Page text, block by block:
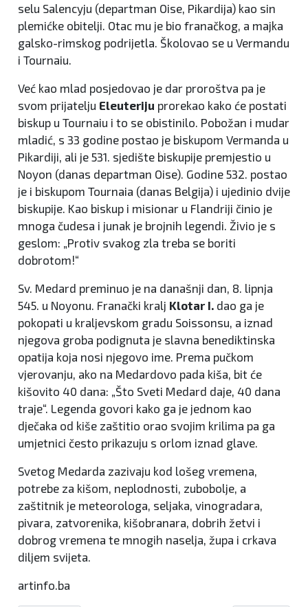
selu Salencyju (departman Oise, Pikardija) kao sin
plemićke obitelji. Otac mu je bio franačkog, a majka
galsko-rimskog podrijetla. Školovao se u Vermandu
i Tournaiu.
Već kao mlad posjedovao je dar proroštva pa je
svom prijatelju Eleuteriju prorekao kako će postati
biskup u Tournaiu i to se obistinilo. Pobožan i mudar
mladić, s 33 godine postao je biskupom Vermanda u
Pikardiji, ali je 531. sjedište biskupije premjestio u
Noyon (danas departman Oise). Godine 532. postao
je i biskupom Tournaia (danas Belgija) i ujedinio dvije
biskupije. Kao biskup i misionar u Flandriji činio je
mnoga čudesa i junak je brojnih legendi. Živio je s
geslom: „Protiv svakog zla treba se boriti
dobrotom!“
Sv. Medard preminuo je na današnji dan, 8. lipnja
545. u Noyonu. Franački kralj Klotar I. dao ga je
pokopati u kraljevskom gradu Soissonsu, a iznad
njegova groba podignuta je slavna benediktinska
opatija koja nosi njegovo ime. Prema pučkom
vjerovanju, ako na Medardovo pada kiša, bit će
kišovito 40 dana: „Što Sveti Medard daje, 40 dana
traje“. Legenda govori kako ga je jednom kao
dječaka od kiše zaštitio orao svojim krilima pa ga
umjetnici često prikazuju s orlom iznad glave.
Svetog Medarda zazivaju kod lošeg vremena,
potrebe za kišom, neplodnosti, zubobolje, a
zaštitnik je meteorologa, seljaka, vinogradara,
pivara, zatvorenika, kišobranara, dobrih žetvi i
dobrog vremena te mnogih naselja, župa i crkava
diljem svijeta.
artinfo.ba